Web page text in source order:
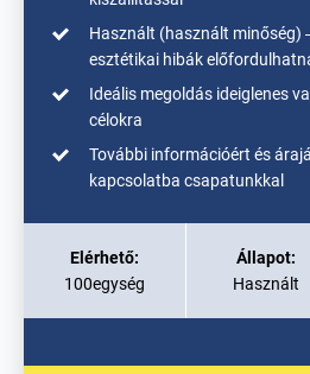
Használt (használt minőség)
esztétikai hibák
Ideális megoldás ideiglenes
célokra
További információért és
kapcsolatba csapatunkkal
Elérhető:
100egység
Állapot:
Használt